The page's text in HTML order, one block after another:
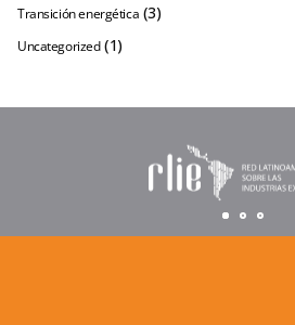
Transición energética (3)
Uncategorized (1)